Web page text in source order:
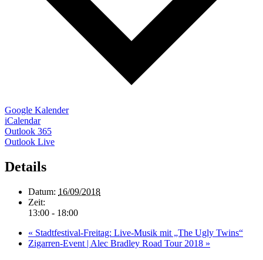
Google Kalender
iCalendar
Outlook 365
Outlook Live
Details
Datum: 16/09/2018
Zeit:
13:00 - 18:00
« Stadtfestival-Freitag: Live-Musik mit „The Ugly Twins“
Zigarren-Event | Alec Bradley Road Tour 2018 »